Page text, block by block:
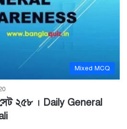
Mixed MCQ
সেট ২৫৮ । Daily General